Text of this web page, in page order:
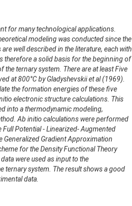
for many technological applications.
modeling was conducted since the
well described in the literature, each with
therefore a solid basis for the beginning of
ternary system. There are at least Five
at 800°C by Gladyshevskii et al (1969).
the formation energies of these five
electronic structure calculations. This
into a thermodynamic modeling,
Ab initio calculations were performed
Full Potential - Linearized- Augmented
Generalized Gradient Approximation
for the Density Functional Theory
were used as input to the
ternary system. The result shows a good
data.